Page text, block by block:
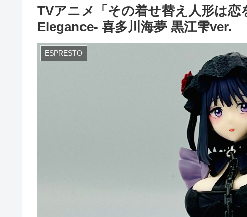
TVアニメ「その着せ替え人形は
Elegance- 喜多川海夢 黒江雫ver.
ESPRESTO